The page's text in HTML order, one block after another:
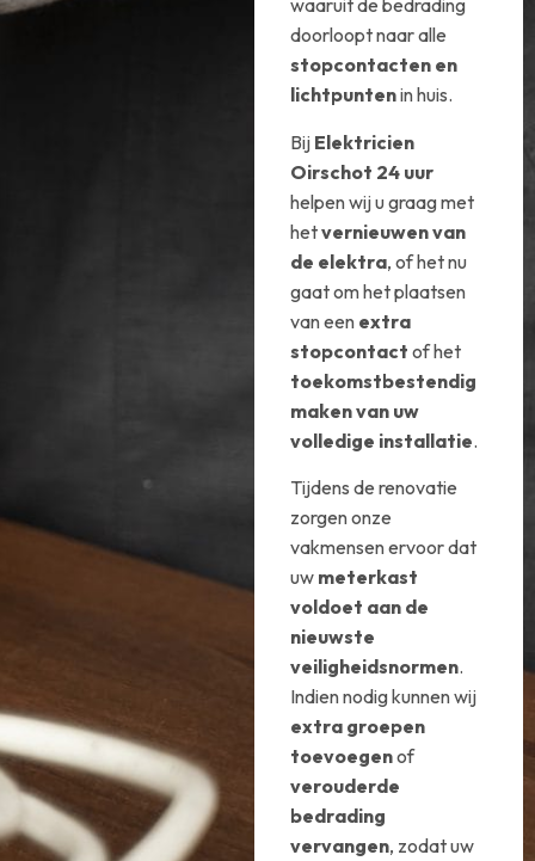
waaruit de bedrading
doorloopt naar alle
stopcontacten en
lichtpuntenin huis.
Bij Elektricien
Oirschot 24 uur
helpen wij u graag met
hetvernieuwen van
de elektra, of het nu
gaat om het plaatsen
van een extra
stopcontact of het
toekomstbestendig
maken van uw
volledige installatie.
Tijdens de renovatie
zorgen onze
vakmensen ervoor dat
uw meterkast
voldoet aan de
nieuwste
veiligheidsnormen.
Indien nodig kunnen wij
extra groepen
toevoegenof
verouderde
bedrading
vervangen, zodat uw